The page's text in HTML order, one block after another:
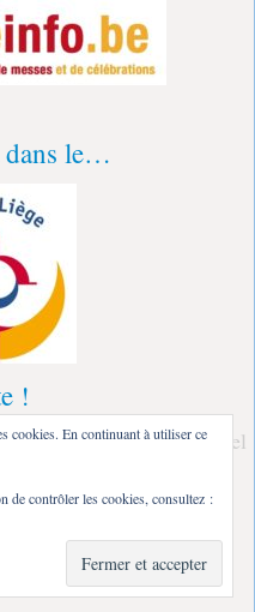
dans le…
!
: à la parution d'un nouvel
!
cookies. En continuant à utiliser ce
de contrôler les cookies, consultez :